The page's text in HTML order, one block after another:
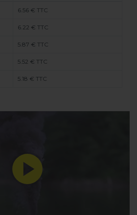
6.56 € TTC
6.22 € TTC
5.87 € TTC
5.52 € TTC
5.18 € TTC